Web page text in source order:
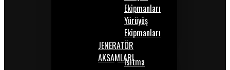
Ekipmanları
Yürüyüş
Ekipmanları
JENERATÖR
AKSAMLARIIsıtma